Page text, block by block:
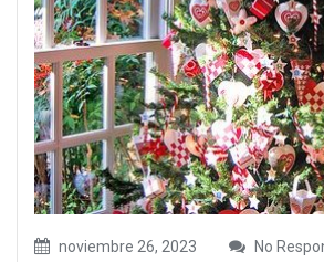
noviembre 26, 2023 No